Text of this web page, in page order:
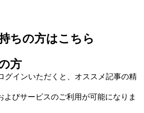
ちの方はこちら
方
グインいただくと、オススメ記事の精
よびサービスのご利用が可能になりま